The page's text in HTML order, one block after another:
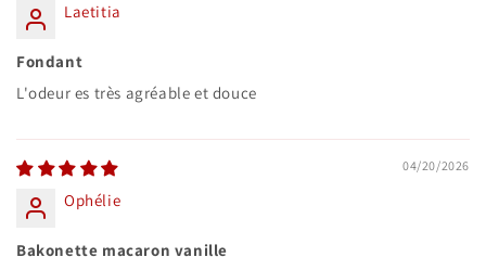
Laetitia
Fondant
L'odeur es très agréable et douce
04/20/2026
Ophélie
Bakonette macaron vanille